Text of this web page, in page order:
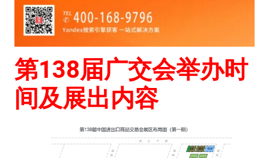
第138届广交会举办时
间及展出内容